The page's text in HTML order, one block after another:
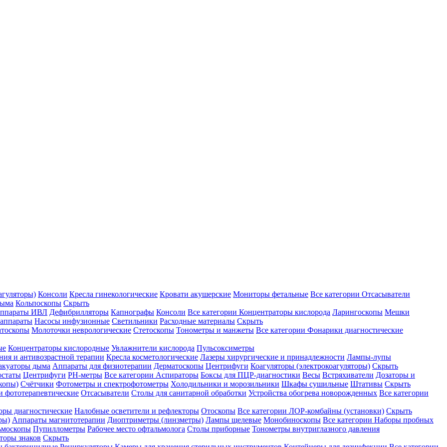
Консоли Кресла гинекологические Кровати акушерские Мониторы фетальные Все категории Отсасыватели
Кольпоскопы Скрыть
ИВЛ Дефибрилляторы Капнографы Консоли Все категории Концентраторы кислорода Ларингоскопы Мешки
Насосы инфузионные Светильники Расходные материалы Скрыть
Молоточки неврологические Стетоскопы Тонометры и манжеты Все категории Фонарики диагностические
Концентраторы кислородные Увлажнители кислорода Пульсоксиметры
и антивозрастной терапии Кресла косметологические Лазеры хирургические и принадлежности Лампы-лупы
дыма Аппараты для физиотерапии Дерматоскопы Центрифуги Коагуляторы (электрокоагуляторы) Скрыть
Центрифуги PH-метры Все категории Аспираторы Боксы для ПЦР-диагностики Весы Встряхиватели Дозаторы и
Счётчики Фотометры и спектрофотометры Холодильники и морозильники Шкафы сушильные Штативы Скрыть
фототерапевтические Отсасыватели Столы для санитарной обработки Устройства обогрева новорожденных Все категории
диагностические Налобные осветители и рефлекторы Отоскопы Все категории ЛОР-комбайны (установки) Скрыть
Аппараты магнитотерапии Диоптриметры (линзметры) Лампы щелевые Монобиноскопы Все категории Наборы пробных
Пупиллометры Рабочее место офтальмолога Столы приборные Тонометры внутриглазного давления
знаков Скрыть